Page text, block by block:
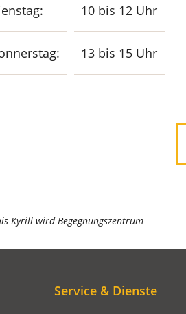
10 bis 12 Uhr
13 bis 15 Uhr
Kyrill wird Begegnungszentrum
Service & Dienste